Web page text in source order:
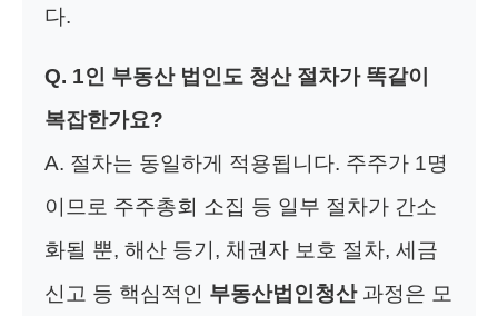
다.
Q. 1인 부동산 법인도 청산 절차가 똑같이
복잡한가요?
A. 절차는 동일하게 적용됩니다. 주주가 1명
이므로 주주총회 소집 등 일부 절차가 간소
화될 뿐, 해산 등기, 채권자 보호 절차, 세금
신고 등 핵심적인 부동산법인청산과정은 모